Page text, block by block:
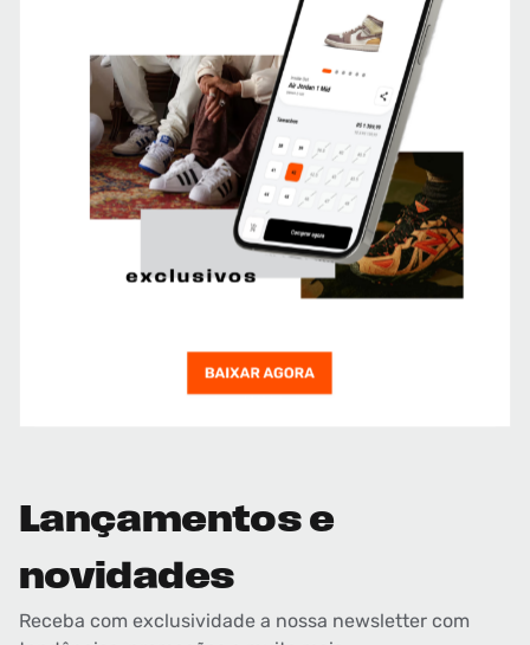
Lançamentos e
novidades
Receba com exclusividade a nossa newsletter com